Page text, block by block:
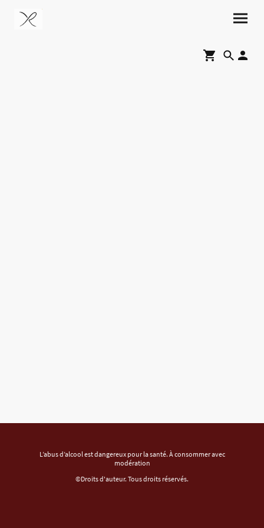
L’abus d’alcool est dangereux pour la santé. À consommer avec
modération
©Droits d'auteur. Tous droits réservés.